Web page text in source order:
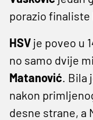
porazio finaliste
HSV je poveo u
no samo dvije
Matanović. Bila
nakon
desne strane, a